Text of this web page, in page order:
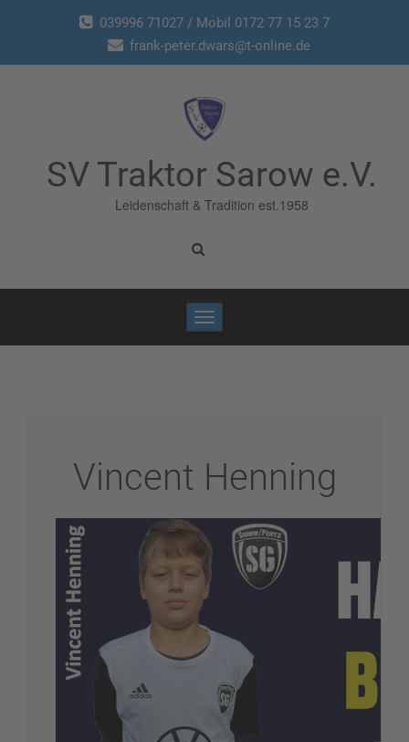
039996 71027 / Mobil 0172 77 15 23 7
frank-peter.dwars@t-online.de
SV Traktor Sarow e.V.
Leidenschaft & Tradition est.1958
Toggle
navigation
Vincent Henning